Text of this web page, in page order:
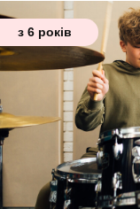
з 6 років